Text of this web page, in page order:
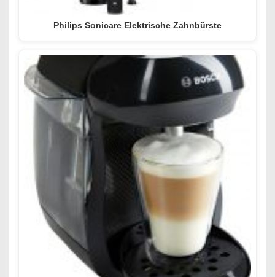
Philips Sonicare Elektrische Zahnbürste